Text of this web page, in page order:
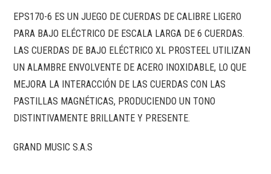
EPS170-6 ES UN JUEGO DE CUERDAS DE CALIBRE LIGERO
PARA BAJO ELÉCTRICO DE ESCALA LARGA DE 6 CUERDAS.
LAS CUERDAS DE BAJO ELÉCTRICO XL PROSTEEL UTILIZAN
UN ALAMBRE ENVOLVENTE DE ACERO INOXIDABLE, LO QUE
MEJORA LA INTERACCIÓN DE LAS CUERDAS CON LAS
PASTILLAS MAGNÉTICAS, PRODUCIENDO UN TONO
DISTINTIVAMENTE BRILLANTE Y PRESENTE.
GRAND MUSIC S.A.S